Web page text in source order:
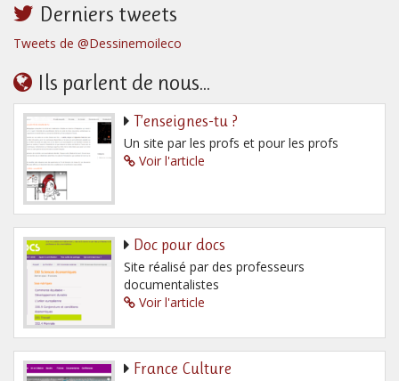
Derniers tweets
Tweets de @Dessinemoileco
Ils parlent de nous...
T’enseignes-tu ?
Un site par les profs et pour les profs
Voir l'article
Doc pour docs
Site réalisé par des professeurs
documentalistes
Voir l'article
France Culture